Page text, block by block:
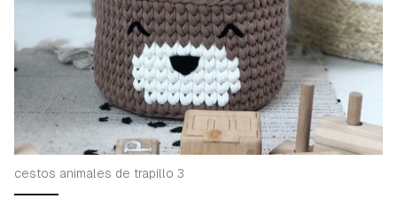
cestos animales de trapillo 3